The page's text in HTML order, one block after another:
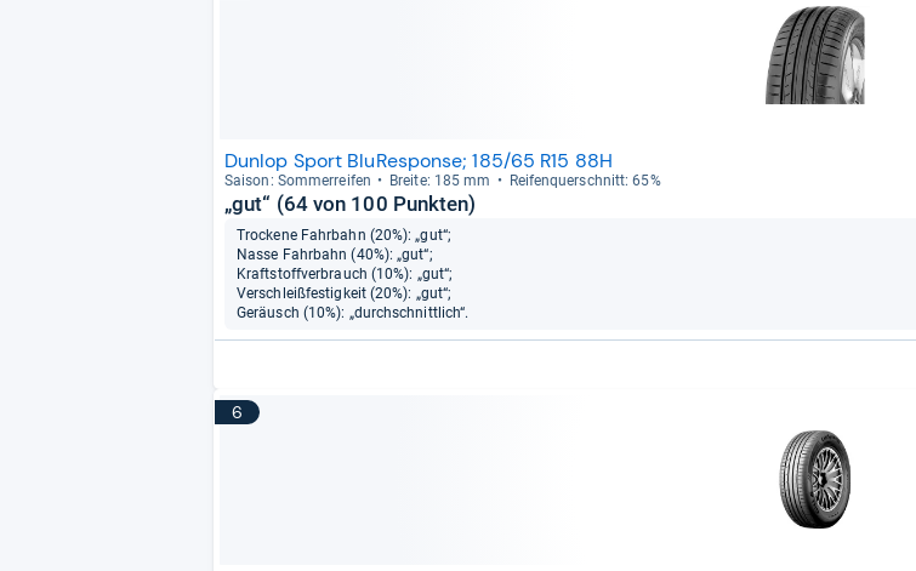
Dunlop Sport BluResponse; 185/65 R15 88H
Sai­son: Som­mer­rei­fen Breite: 185 mm Rei­fen­quer­schnitt: 65%
„gut“ (64 von 100 Punkten)
Trockene Fahrbahn (20%): „gut“;
Nasse Fahrbahn (40%): „gut“;
Kraftstoffverbrauch (10%): „gut“;
Verschleißfestigkeit (20%): „gut“;
Geräusch (10%): „durchschnittlich“.
6